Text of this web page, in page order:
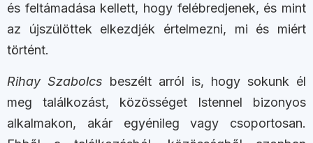
és feltámadása kellett, hogy felébredjenek, és mint
az újszülöttek elkezdjék értelmezni, mi és miért
történt.
Rihay Szabolcs beszélt arról is, hogy sokunk él
meg találkozást, közösséget Istennel bizonyos
alkalmakon, akár egyénileg vagy csoportosan.